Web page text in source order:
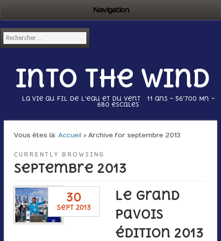
Navigation
Into the wind
La vie au fil de l'eau et du vent 11 ans ~ 56’700 Mn ~
680 escales
Vous êtes là : Accueil › Archive for septembre 2013
CURRENTLY BROWSING
septembre 2013
30
sept 2013
Le Grand
Pavois
édition 2013